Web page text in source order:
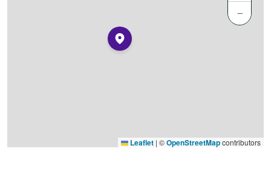
−
Leaflet | ©OpenStreetMapcontributors